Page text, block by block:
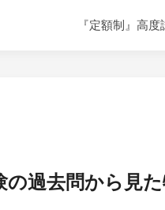
『定額制』高
過去問から見